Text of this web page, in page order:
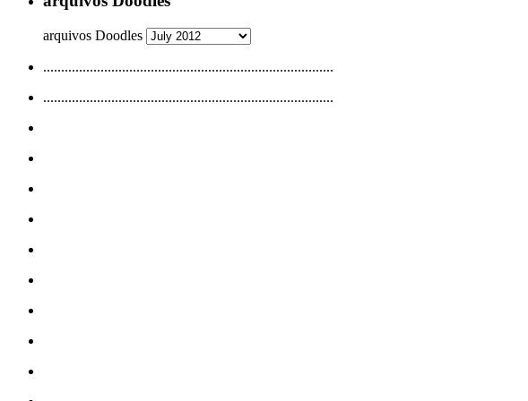
arquivos Doodles
.................................................................................
.................................................................................